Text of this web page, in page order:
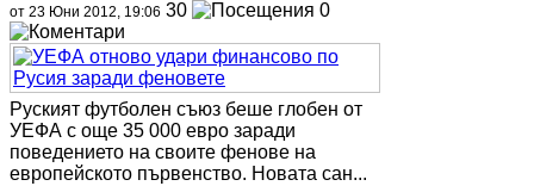
от 23 Юни 2012, 19:06 30 0
Руският футболен съюз беше глобен от
УЕФА с още 35 000 евро заради
поведението на своите фенове на
европейското първенство. Новата сан...